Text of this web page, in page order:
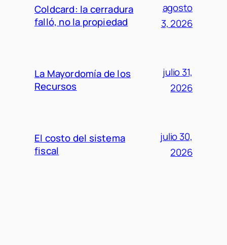
Coldcard: la cerradura
falló, no la propiedad
agosto
3, 2026
La Mayordomía de los
Recursos
julio 31,
2026
El costo del sistema
fiscal
julio 30,
2026